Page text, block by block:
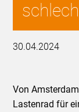
30.04.2024
Von
Lastenrad für